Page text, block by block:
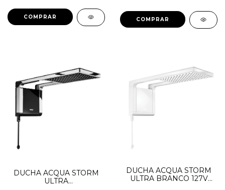
DUCHA ACQUA STORM
ULTRA
DUCHA ACQUA STORM
ULTRA BRANCO 127V